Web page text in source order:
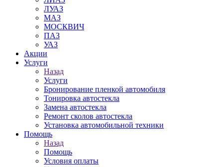
ЛУАЗ
МАЗ
МОСКВИЧ
ПАЗ
УАЗ
Акции
Услуги
Назад
Услуги
Бронирование пленкой автомобиля
Тонировка автостекла
Замена автостекла
Ремонт сколов автостекла
Установка автомобильной техники
Помощь
Назад
Помощь
Условия оплаты